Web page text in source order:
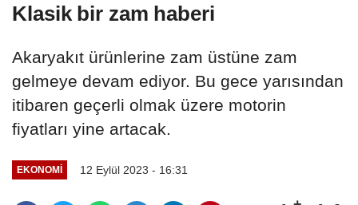
Klasik bir zam haberi
Akaryakıt ürünlerine zam üstüne zam
gelmeye devam ediyor. Bu gece yarısından
itibaren geçerli olmak üzere motorin
fiyatları yine artacak.
EKONOMI 12 Eylül 2023 - 16:31